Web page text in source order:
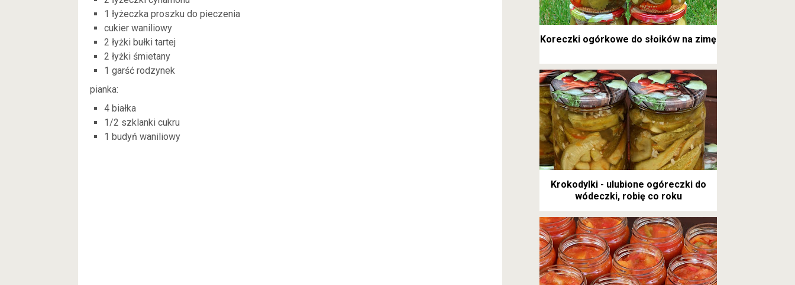
1 łyżeczka proszku do pieczenia
cukier waniliowy
2 łyżki bułki tartej
2 łyżki śmietany
1 garść rodzynek
pianka:
4 białka
1/2 szklanki cukru
1 budyń waniliowy
Koreczki ogórkowe do słoików na zimę
Krokodylki - ulubione ogóreczki do
wódeczki, robię co roku